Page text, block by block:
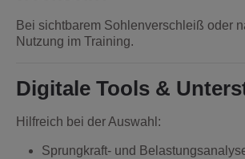
Bei sichtbarem Sohlenverschleiß oder
Nutzung im Training.
Digitale Tools &
Hilfreich bei der Auswahl:
Sprungkraft- und